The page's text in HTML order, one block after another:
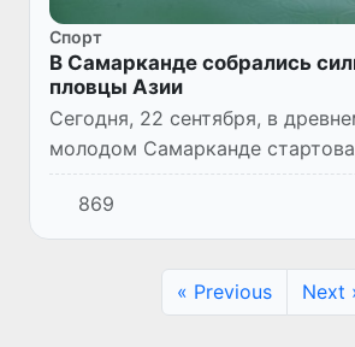
Спорт
В Самарканде собрались
пловцы Азии
Сегодня, 22 сентября, в
молодом Самарканде
Азии по плаванию на открытой
первый день X
сильнейших определят н...
869
« Previous Next